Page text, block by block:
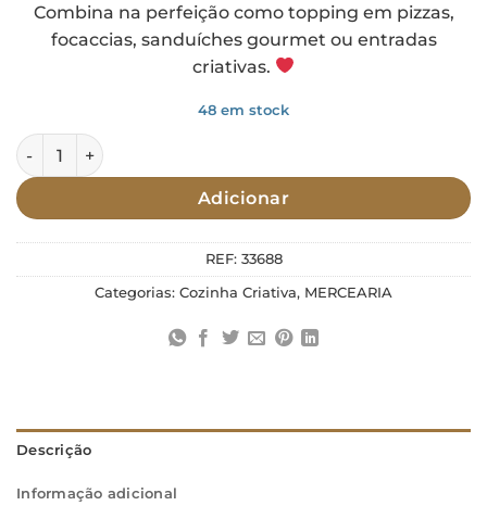
original
era:
€3.99.
atual
é:
Combina na perfeição como topping em pizzas,
focaccias, sanduíches gourmet ou entradas
criativas.
48 em stock
Quantidade de Tomate Caramelizado 230g Prisca
Adicionar
REF: 33688
Categorias: Cozinha Criativa, MERCEARIA
Descrição
Informação adicional